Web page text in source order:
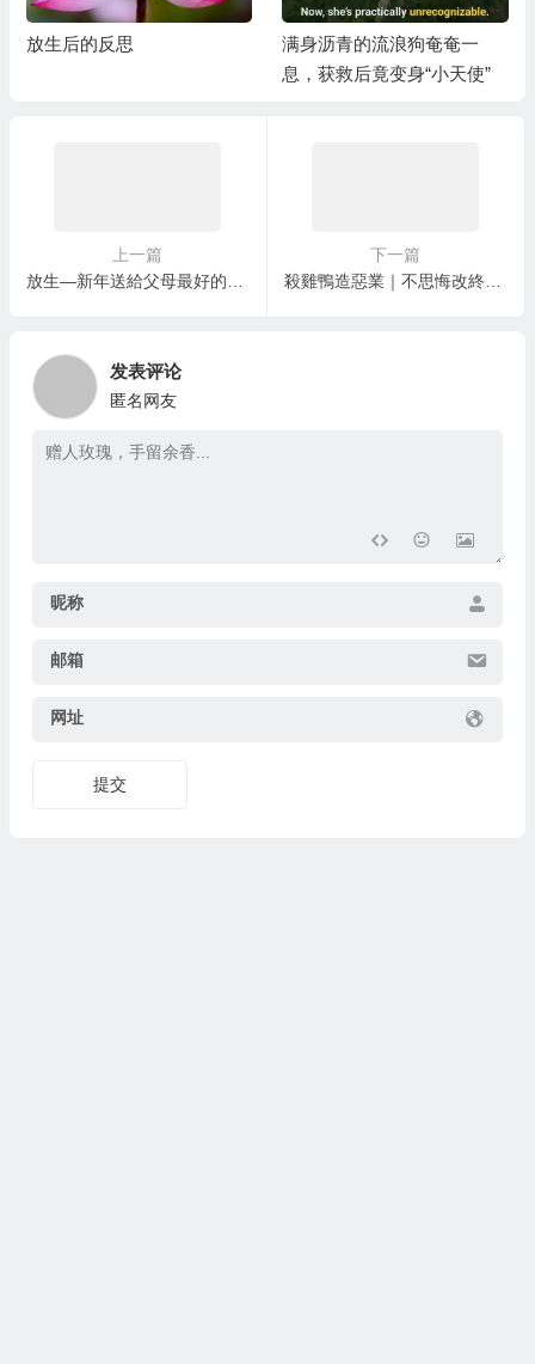
放生后的反思
满身沥青的流浪狗奄奄一
息，获救后竟变身“小天使”
上一篇
下一篇
发表评论
匿名网友
昵称
邮箱
网址
提交